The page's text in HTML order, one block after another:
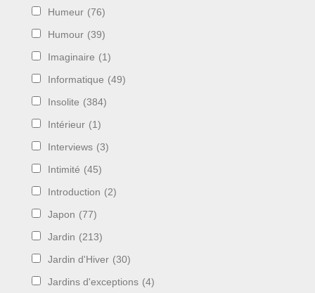
Humeur (76)
Humour (39)
Imaginaire (1)
Informatique (49)
Insolite (384)
Intérieur (1)
Interviews (3)
Intimité (45)
Introduction (2)
Japon (77)
Jardin (213)
Jardin d'Hiver (30)
Jardins d'exceptions (4)